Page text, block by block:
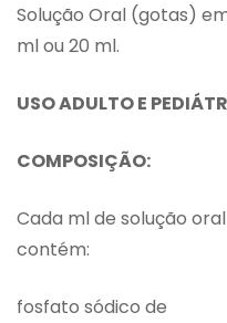
Solução Oral (gotas)
ml ou 20 ml.
USO ADULTO E
COMPOSIÇÃO:
Cada ml de solução
contém:
fosfato sódico de